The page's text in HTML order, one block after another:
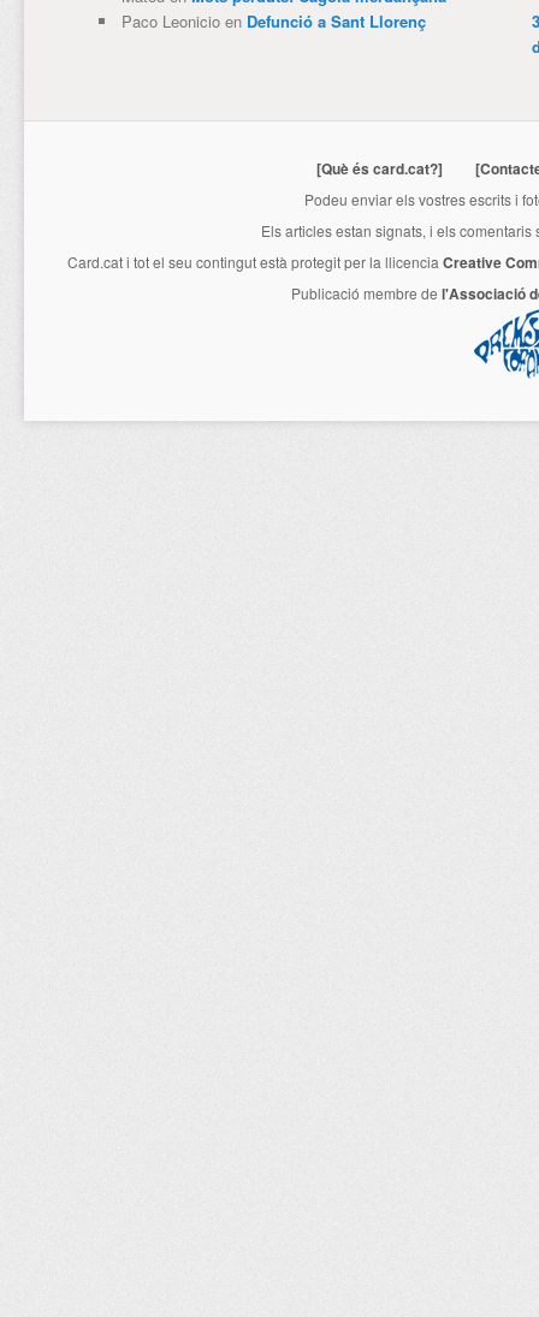
Paco Leonicioen Defunció a Sant Llorenç
[Què és card.cat?]
Podeu enviar els vostres escrits i
Els articles estan signats, i els
Card.cati tot el seu contingut està protegit per la llicencia Creative
Publicació membre de l'Associació